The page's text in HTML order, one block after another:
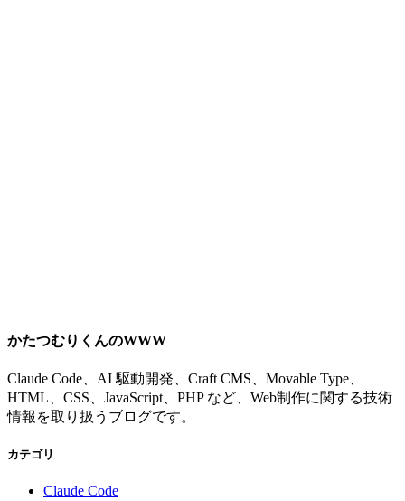
かたつむりくんのWWW
Claude Code、AI 駆動開発、Craft CMS、Movable Type、
HTML、CSS、JavaScript、PHP など、Web制作に関する技術
情報を取り扱うブログです。
カテゴリ
Claude Code